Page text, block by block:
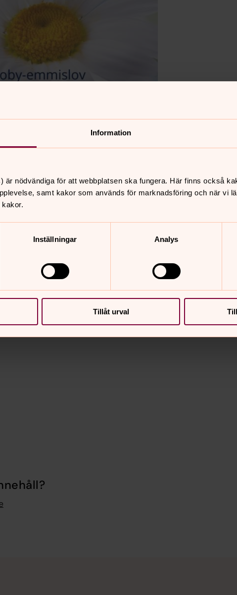
Information
är nödvändiga för att webbplatsen ska fungera. Här finns också
samt kakor som används för marknadsföring och när vi
Inställningar Analys
Tillåt urval
om vädret tillåter. Enkel kvällsmat
denna kväll)